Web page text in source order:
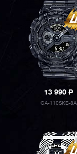
13 990P
GA-110SKE-8A